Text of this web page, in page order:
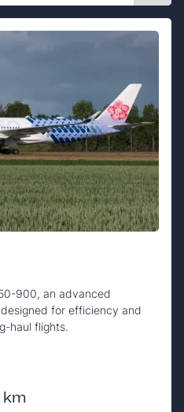
900, an advanced
for efficiency and
haul flights.
km